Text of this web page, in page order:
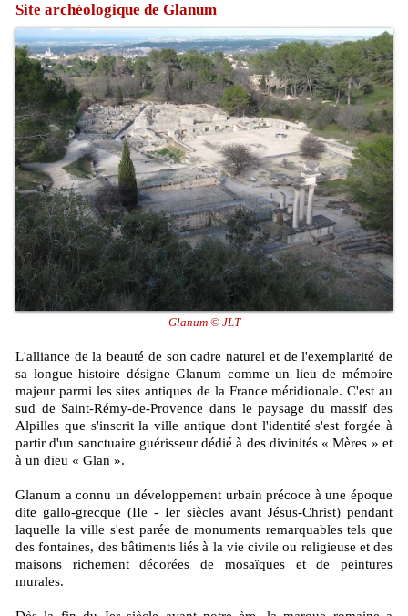
Site archéologique de Glanum
Glanum © JLT
L'alliance de la beauté de son cadre naturel et de l'exemplarité de
sa longue histoire désigne Glanum comme un lieu de mémoire
majeur parmi les sites antiques de la France méridionale. C'est au
sud de Saint-Rémy-de-Provence dans le paysage du massif des
Alpilles que s'inscrit la ville antique dont l'identité s'est forgée à
partir d'un sanctuaire guérisseur dédié à des divinités « Mères » et
à un dieu « Glan ».
Glanum a connu un développement urbain précoce à une époque
dite gallo-grecque (IIe - Ier siècles avant Jésus-Christ) pendant
laquelle la ville s'est parée de monuments remarquables tels que
des fontaines, des bâtiments liés à la vie civile ou religieuse et des
maisons richement décorées de mosaïques et de peintures
murales.